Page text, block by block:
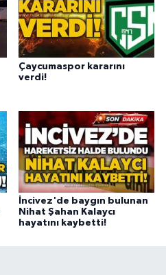
Çaycumaspor kararını
verdi!
İncivez'de baygın bulunan
Nihat Şahan Kalaycı
hayatını kaybetti!